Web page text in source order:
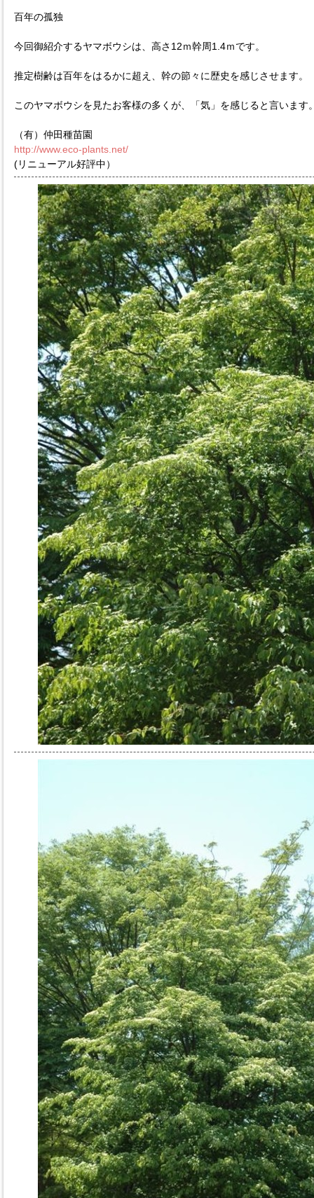
百年の孤独
今回御紹介するヤマボウシは、高さ12ｍ幹周1.4ｍです。
推定樹齢は百年をはるかに超え、幹の節々に歴史を感じさせます。
このヤマボウシを見たお客様の多くが、「気」を感じると言います
（有）仲田種苗園
http://www.eco-plants.net/
(リニューアル好評中）